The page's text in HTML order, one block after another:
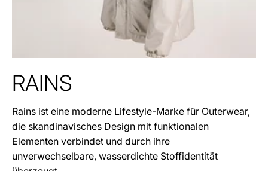
RAINS
Rains ist eine moderne Lifestyle-Marke für Outerwear,
die skandinavisches Design mit funktionalen
Elementen verbindet und durch ihre
unverwechselbare, wasserdichte Stoffidentität